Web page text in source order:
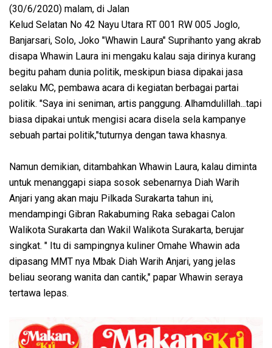
(30/6/2020) malam, di Jalan
Kelud Selatan No 42 Nayu Utara RT 001 RW 005 Joglo,
Banjarsari, Solo, Joko "Whawin Laura" Suprihanto yang akrab
disapa Whawin Laura ini mengaku kalau saja dirinya kurang
begitu paham dunia politik, meskipun biasa dipakai jasa
selaku MC, pembawa acara di kegiatan berbagai partai
politik. "Saya ini seniman, artis panggung. Alhamdulillah...tapi
biasa dipakai untuk mengisi acara disela sela kampanye
sebuah partai politik,"tuturnya dengan tawa khasnya.
Namun demikian, ditambahkan Whawin Laura, kalau diminta
untuk menanggapi siapa sosok sebenarnya Diah Warih
Anjari yang akan maju Pilkada Surakarta tahun ini,
mendampingi Gibran Rakabuming Raka sebagai Calon
Walikota Surakarta dan Wakil Walikota Surakarta, berujar
singkat. " Itu di sampingnya kuliner Omahe Whawin ada
dipasang MMT nya Mbak Diah Warih Anjari, yang jelas
beliau seorang wanita dan cantik," papar Whawin seraya
tertawa lepas.